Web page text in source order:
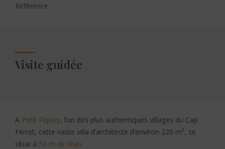
Référence
Visite guidée
A Petit Piquey, l’un des plus authentiques villages du Cap
Ferret, cette vaste villa d’architecte d’environ 220 m², se
situe à 50 m de l’eau.